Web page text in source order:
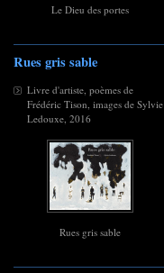
Le Dieu des portes
Rues gris sable
Livre d'artiste, poèmes de
Frédéric Tison, images de Sylvie
Ledouxe, 2016
Rues gris sable